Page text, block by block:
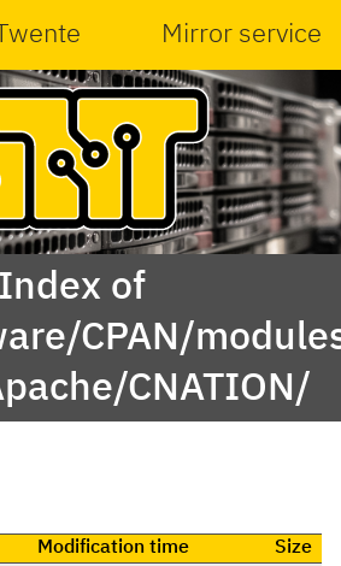
Mirror service
Index of
CPAN/
CNATION/
Modification time
Size